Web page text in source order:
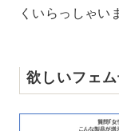
くいらっしゃい
欲しいフェ